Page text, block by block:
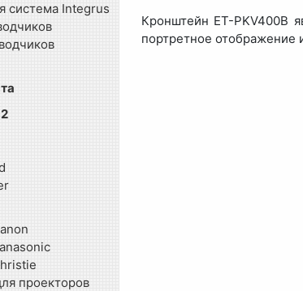
система Integrus
проекторов
Кронштейн ET-PKV400B
портретное отображение